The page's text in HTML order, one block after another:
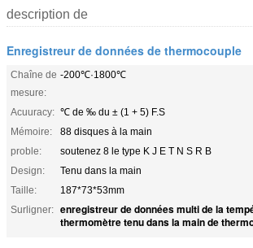
description de
Enregistreur de données de thermocouple
Chaîne de
mesure:
-200℃·1800℃
Acuuracy: ℃ de ‰ du ± (1 + 5) F.S
Mémoire:
88 disques à la main
proble:
soutenez 8 le type K J E T N S R B
Design:
Tenu dans la main
Taille:
187*73*53mm
Surligner: enregistreur de données multi de la
thermomètre tenu dans la main de